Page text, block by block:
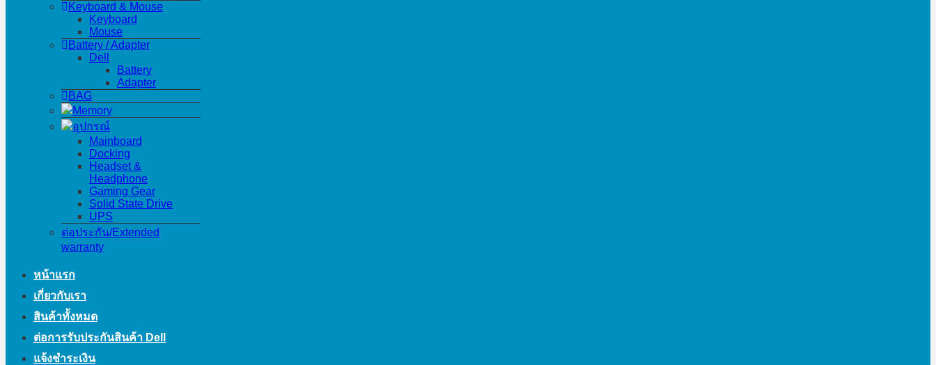
Keyboard & Mouse
Keyboard
Mouse
Battery / Adapter
Dell
Battery
Adapter
BAG
Memory
อุปกรณ์
Mainboard
Docking
Headset &
Headphone
Gaming Gear
Solid State Drive
UPS
ต่อประกัน/Extended
warranty
หน้าแรก
เกี่ยวกับเรา
สินค้าทั้งหมด
ต่อการรับประกันสินค้า Dell
แจ้งชำระเงิน